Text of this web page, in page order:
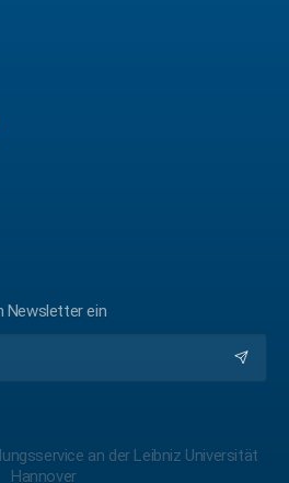
Newsletter ein
an der Leibniz Universität
Hannover